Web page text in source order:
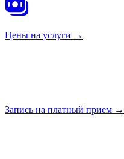
Цены на услуги →
Запись на платный прием →